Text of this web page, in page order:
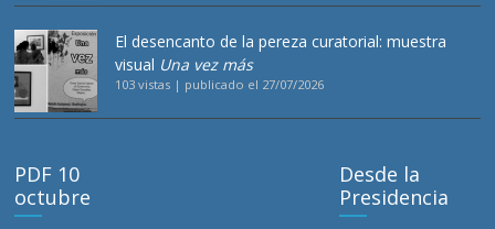
El desencanto de la pereza curatorial: muestra
visual Una vez más
103 vistas | publicado el 27/07/2026
PDF 10
octubre
Desde la
Presidencia